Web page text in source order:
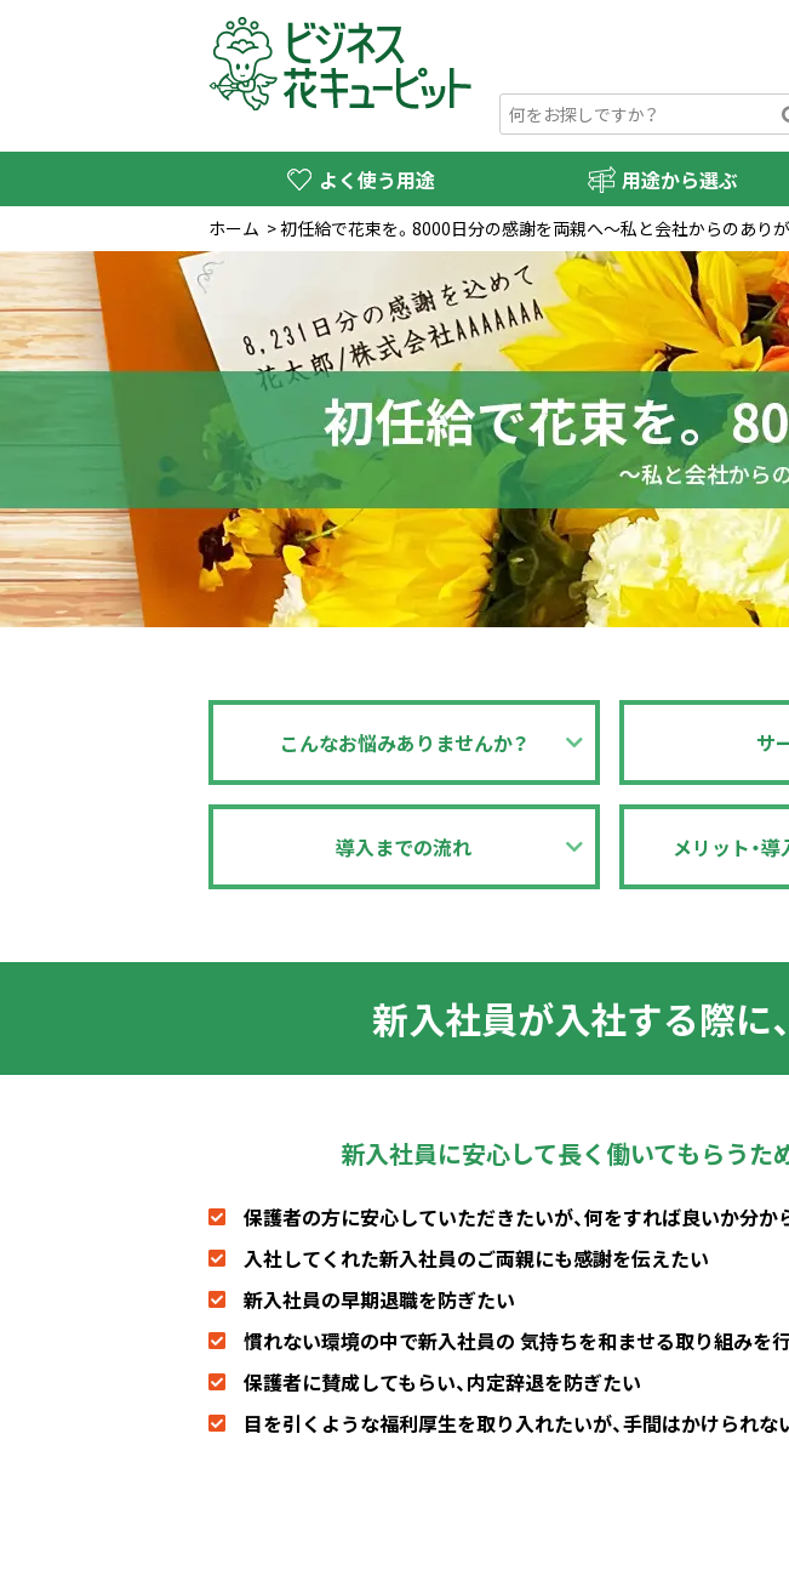
よく使う用途 用途から選ぶ
ホーム >初任給で花束を。8000日分の感謝を両親へ～私と会社からのあ
こんなお悩みありませんか？ サ
導入までの流れ メリット・導
新入社員が入社する際に、
新入社員に安心して長く働いてもらうた
保護者の方に安心していただきたいが、何をすれば良いか分か
入社してくれた新入社員のご両親にも感謝を伝えたい
新入社員の早期退職を防ぎたい
慣れない環境の中で新入社員の 気持ちを和ませる取り組みを
保護者に賛成してもらい、内定辞退を防ぎたい
目を引くような福利厚生を取り入れたいが、手間はかけられな